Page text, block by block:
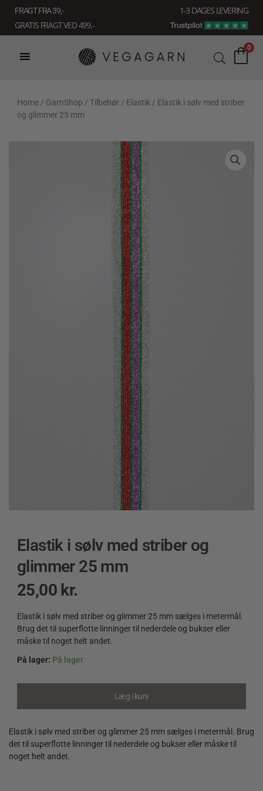
indholdet
FRAGT FRA 39, -
1-3 DAGES LEVERING
GRATIS FRAGT VED 499,-
0
Home / GarnShop / Tilbehør / Elastik / Elastik i sølv med striber
og glimmer 25 mm
Elastik i sølv med striber og
glimmer 25 mm
25,00 kr.
Elastik i sølv med striber og glimmer 25 mm sælges i metermål.
Brug det til superflotte linninger til nederdele og bukser eller
måske til noget helt andet.
På lager: På lager
Elastik
og
glimmer
25
Læg i kurv
Elastik i sølv med striber og glimmer 25 mm sælges i metermål. Brug
det til superflotte linninger til nederdele og bukser eller måske til
noget helt andet.